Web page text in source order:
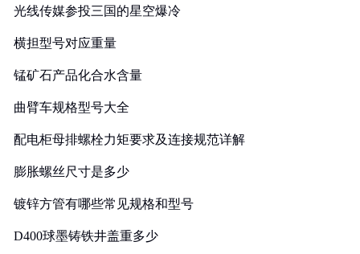
光线传媒参投三国的星空爆冷
横担型号对应重量
锰矿石产品化合水含量
曲臂车规格型号大全
配电柜母排螺栓力矩要求及连接规范详解
膨胀螺丝尺寸是多少
镀锌方管有哪些常见规格和型号
D400球墨铸铁井盖重多少